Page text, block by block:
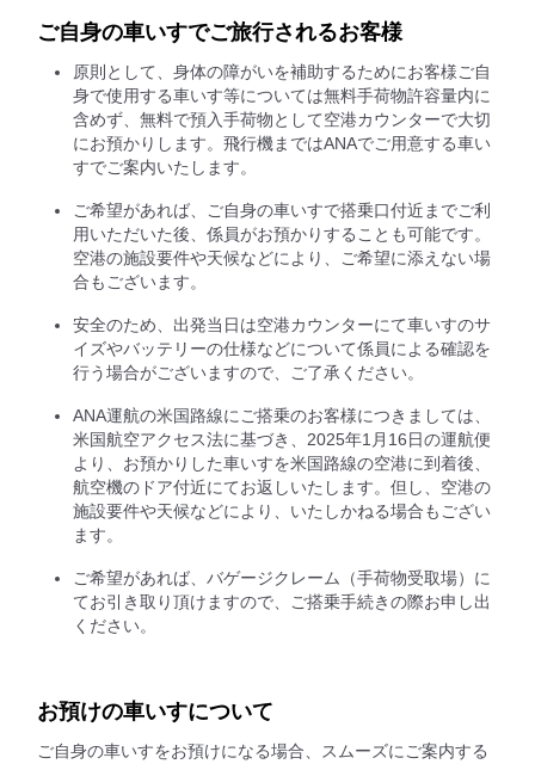
ご自身の車いすでご旅行されるお客様
原則として、身体の障がいを補助するためにお客様ご自
身で使用する車いす等については無料手荷物許容量内に
含めず、無料で預入手荷物として空港カウンターで大切
にお預かりします。飛行機まではANAでご用意する車い
すでご案内いたします。
ご希望があれば、ご自身の車いすで搭乗口付近までご利
用いただいた後、係員がお預かりすることも可能です。
空港の施設要件や天候などにより、ご希望に添えない場
合もございます。
安全のため、出発当日は空港カウンターにて車いすのサ
イズやバッテリーの仕様などについて係員による確認を
行う場合がございますので、ご了承ください。
ANA運航の米国路線にご搭乗のお客様につきましては、
米国航空アクセス法に基づき、2025年1月16日の運航便
より、お預かりした車いすを米国路線の空港に到着後、
航空機のドア付近にてお返しいたします。但し、空港の
施設要件や天候などにより、いたしかねる場合もござい
ます。
ご希望があれば、バゲージクレーム（手荷物受取場）に
てお引き取り頂けますので、ご搭乗手続きの際お申し出
ください。
お預けの車いすについて
ご自身の車いすをお預けになる場合、スムーズにご案内する